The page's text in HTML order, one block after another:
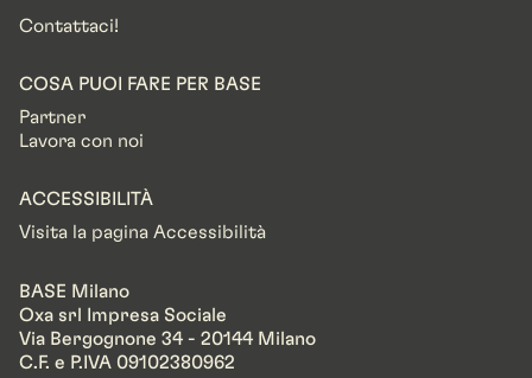
Contattaci!
COSA PUOI FARE PER BASE
Partner
Lavora con noi
ACCESSIBILITÀ
Visita la pagina Accessibilità
BASE Milano
Oxa srl Impresa Sociale
Via Bergognone 34 - 20144 Milano
C.F. e P.IVA 09102380962